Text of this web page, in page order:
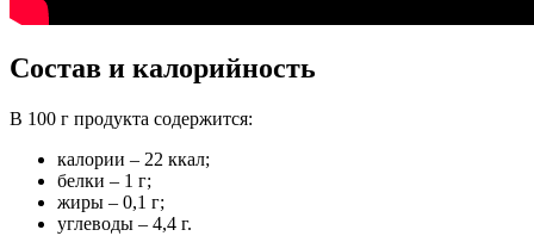
Состав и калорийность
В 100 г продукта содержится:
калории – 22 ккал;
белки – 1 г;
жиры – 0,1 г;
углеводы – 4,4 г.